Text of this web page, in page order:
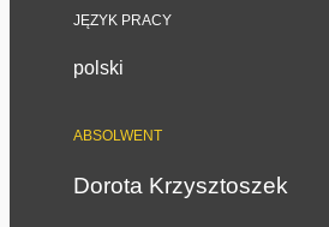
JĘZYK PRACY
polski
ABSOLWENT
Dorota Krzysztoszek